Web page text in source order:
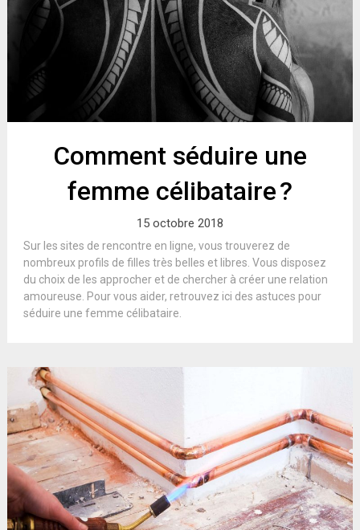
Comment séduire une
femme célibataire ?
15 octobre 2018
Sur les sites de rencontre en ligne, vous trouverez de
nombreux profils de filles très belles et libres. Vous disposez
du choix de les approcher et de chercher à créer une relation
amoureuse. Pour vous aider, retrouvez ici des astuces pour
séduire une femme célibataire.